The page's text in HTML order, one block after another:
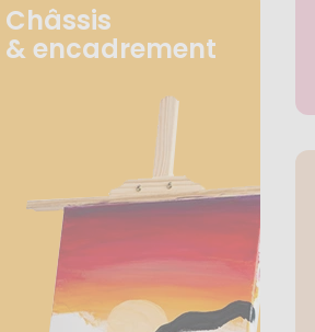
Châssis
& encadrement